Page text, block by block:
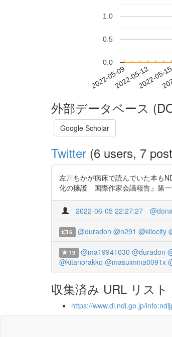
2022-05-092022-05-122022-05-
0.0
0.5
1.0
外部データベース
Google Scholar
Twitter (6 users, 7
左川ちかが病床で読んでいた本も
化の擁護 国際作家会議報告』第
2022-06-05 22:27:27
6 @duradon @n291 @kliocity
19 @ma19941030 @duradon
@kitanorakko @masuimina0091x
収集済み URL リスト
https://www.dl.ndl.go.jp/